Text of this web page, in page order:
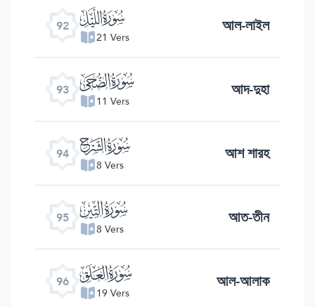
92 ﰉ
21 Vers আল-লাইল
93 ﰊ
11 Vers আদ-দুহা
94 ﰋ
8 Vers আশ শারহ
95 ﰌ
8 Vers আত-তীন
96 ﰍ
19 Vers আল-আলাক